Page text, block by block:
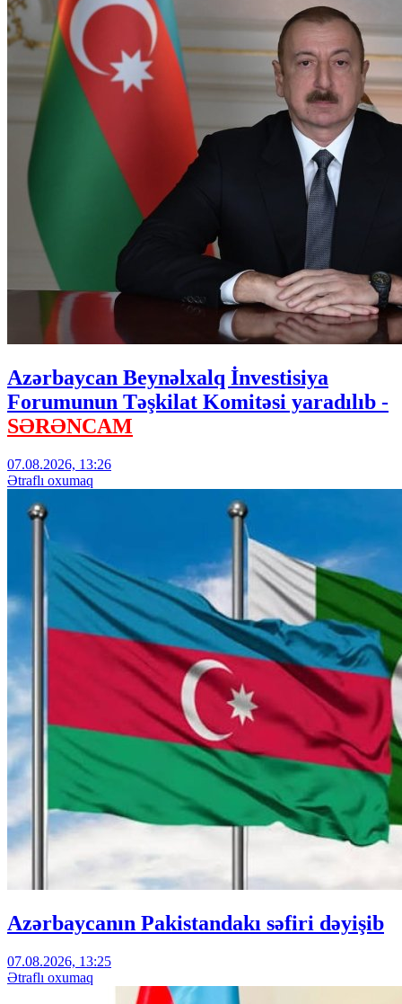
Azərbaycan Beynəlxalq İnvestisiya
Forumunun Təşkilat Komitəsi yaradılıb -
SƏRƏNCAM
07.08.2026, 13:26
Ətraflı oxumaq
Azərbaycanın Pakistandakı səfiri dəyişib
07.08.2026, 13:25
Ətraflı oxumaq